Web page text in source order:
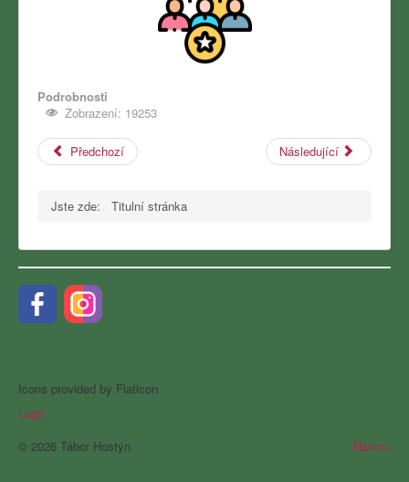
Podrobnosti
Zobrazení: 19253
Předchozí Následující
Jste zde: Titulní stránka
Icons provided by Flaticon
Login
Nahoru
© 2026 Tábor Hostýn